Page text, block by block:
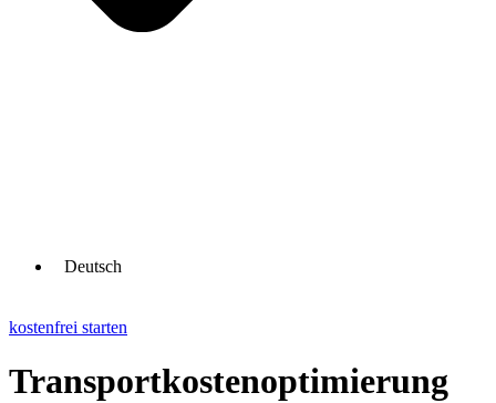
Deutsch
kostenfrei starten
Transportkosten­optimierung